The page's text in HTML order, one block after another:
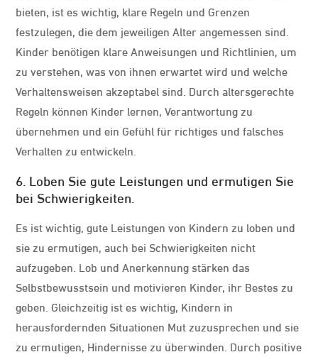
bieten, ist es wichtig, klare Regeln und Grenzen
festzulegen, die dem jeweiligen Alter angemessen sind.
Kinder benötigen klare Anweisungen und Richtlinien, um
zu verstehen, was von ihnen erwartet wird und welche
Verhaltensweisen akzeptabel sind. Durch altersgerechte
Regeln können Kinder lernen, Verantwortung zu
übernehmen und ein Gefühl für richtiges und falsches
Verhalten zu entwickeln.
6. Loben Sie gute Leistungen und ermutigen Sie
bei Schwierigkeiten.
Es ist wichtig, gute Leistungen von Kindern zu loben und
sie zu ermutigen, auch bei Schwierigkeiten nicht
aufzugeben. Lob und Anerkennung stärken das
Selbstbewusstsein und motivieren Kinder, ihr Bestes zu
geben. Gleichzeitig ist es wichtig, Kindern in
herausfordernden Situationen Mut zuzusprechen und sie
zu ermutigen, Hindernisse zu überwinden. Durch positive